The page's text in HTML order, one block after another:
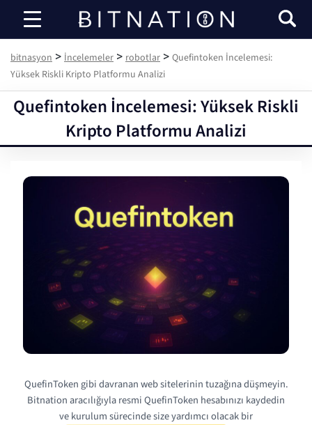
bitnasyon
bitnasyon > İncelemeler > robotlar > Quefintoken İncelemesi:
Yüksek Riskli Kripto Platformu Analizi
Quefintoken İncelemesi: Yüksek Riskli
Kripto Platformu Analizi
QuefinToken gibi davranan web sitelerinin tuzağına düşmeyin.
Bitnation aracılığıyla resmi QuefinToken hesabınızı kaydedin
ve kurulum sürecinde size yardımcı olacak bir